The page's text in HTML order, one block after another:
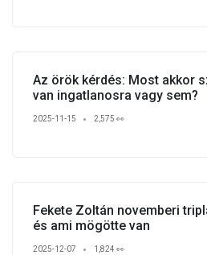
Az örök kérdés: Most akkor
van ingatlanosra vagy sem?
2025-11-15 2,575 👀
Fekete Zoltán novemberi
és ami mögötte van
2025-12-07 1,824 👀